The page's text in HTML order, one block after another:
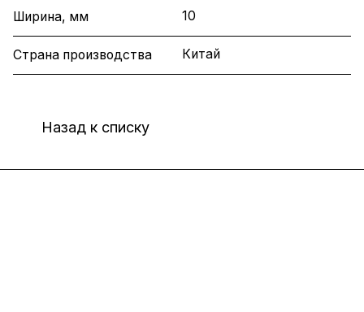
Ширина, мм 10
Страна производства Китай
Назад к списку